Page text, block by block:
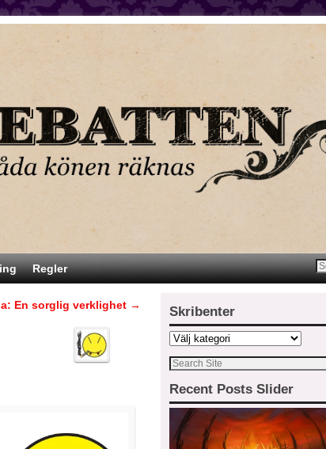
Regler
En sorglig verklighet → Skribenter
Recent Posts Slider